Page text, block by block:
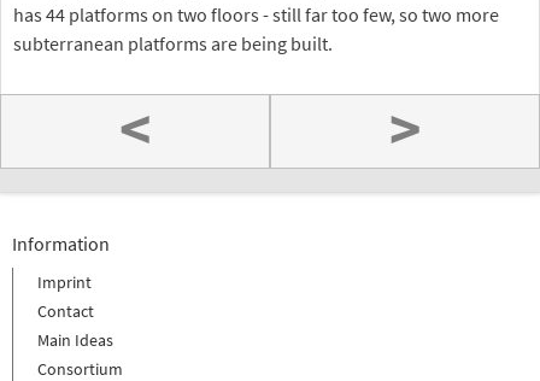
has 44 platforms on two floors - still far too few, so two more
subterranean platforms are being built.
< >
Information
Imprint
Contact
Main Ideas
Consortium